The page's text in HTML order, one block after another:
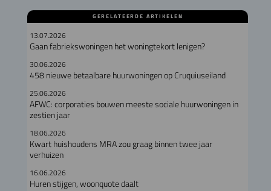
GERELATEERDE ARTIKELEN
13.07.2026
Gaan fabriekswoningen het woningtekort lenigen?
30.06.2026
458 nieuwe betaalbare huurwoningen op Cruquiuseiland
25.06.2026
AFWC: corporaties bouwen meeste sociale huurwoningen in
zestien jaar
18.06.2026
Kwart huishoudens MRA zou graag binnen twee jaar
verhuizen
16.06.2026
Huren stijgen, woonquote daalt